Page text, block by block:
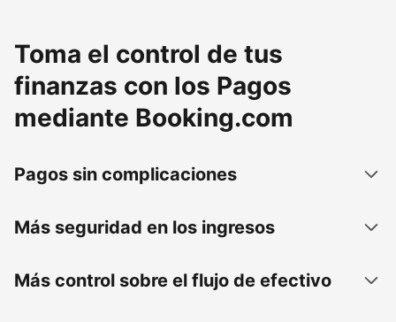
Toma el control de tus
finanzas con los Pagos
mediante Booking.com
Pagos sin complicaciones
Más seguridad en los ingresos
Más control sobre el flujo de efectivo